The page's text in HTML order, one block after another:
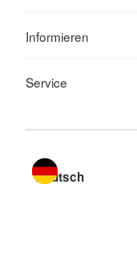
Informieren
Service
Sprache wechseln zu